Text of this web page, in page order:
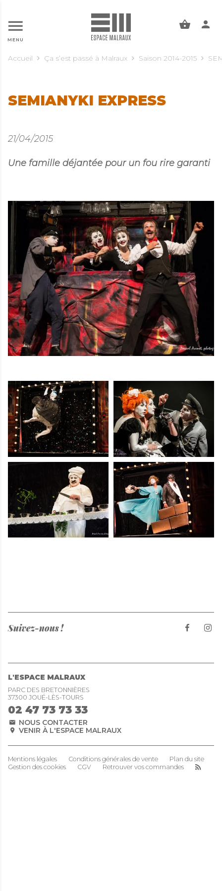
MENU
Accueil Ça s’est passé à Malraux Saison 2014-2015
SEMIANYKI EXPRESS
21/04/2015
Une famille déjantée pour un fou rire garanti
Suivez-nous !
L'ESPACE MALRAUX
PARC DES BRETONNIÈRES
37300 JOUÉ-LÈS-TOURS
02 47 73 73 33
NOUS CONTACTER
VENIR À L'ESPACE MALRAUX
Mentions légales Conditions générales de vente
Plan du site
Gestion des cookies
CGV Retrouver vos commandes